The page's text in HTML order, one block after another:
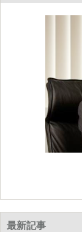
最新記事